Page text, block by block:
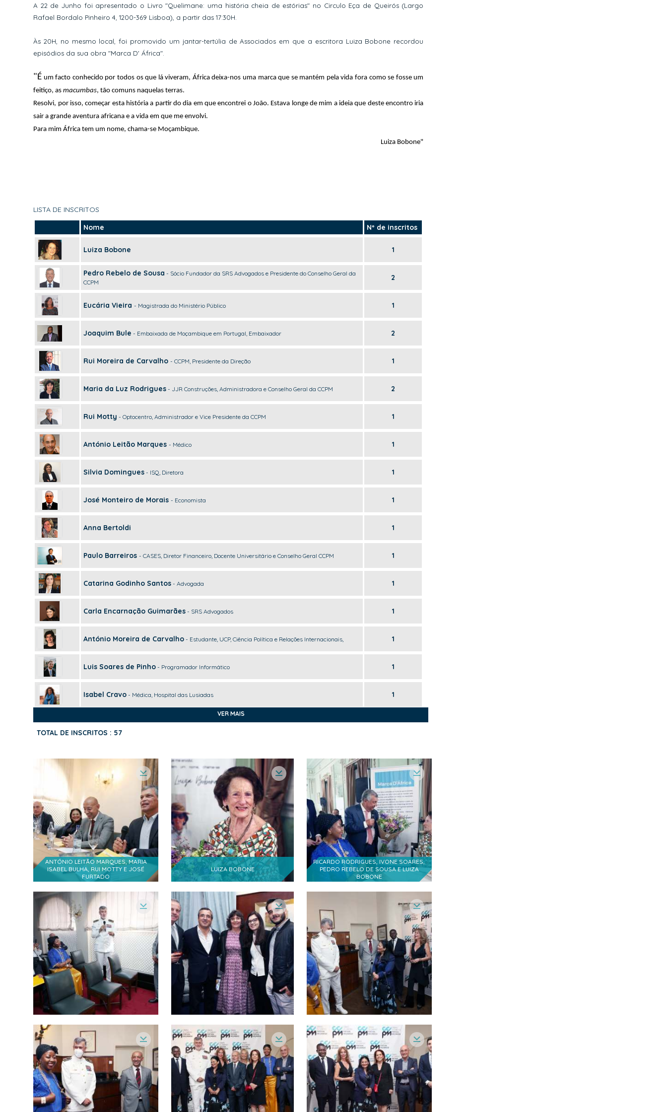
A 22 de Junho foi apresentado o Livro "Quelimane: uma história cheia de estórias" no Circulo Eça de Queirós (Largo
Rafael Bordalo Pinheiro 4, 1200-369 Lisboa), a partir das 17:30H.
Às 20H, no mesmo local, foi promovido um jantar-tertúlia de Associados em que a escritora Luiza Bobone recordou
episódios da sua obra "Marca D' África".
"É um facto conhecido por todos os que lá viveram, África deixa-nos uma marca que se mantém pela vida fora como se fosse um
feitiço, asmacumbas, tão comuns naquelas terras.
Resolvi, por isso, começar esta história a partir do dia em que encontrei o João. Estava longe de mim a ideia que deste encontro iria
sair a grande aventura africana e a vida em que me envolvi.
Para mim África tem um nome, chama-se Moçambique.
Luiza Bobone"
LISTA DE INSCRITOS
Nome
Nº de inscritos
Luiza Bobone 1
Pedro Rebelo de Sousa - Sócio Fundador da SRS Advogados e Presidente do Conselho Geral da
CCPM
2
Eucária Vieira- Magistrada do Ministério Público 1
Joaquim Bule - Embaixada de Moçambique em Portugal, Embaixador 2
Rui Moreira de Carvalho- CCPM, Presidente da Direção 1
Maria da Luz Rodrigues - JJR Construções, Administradora e Conselho Geral da CCPM 2
Rui Motty - Optocentro, Administrador e Vice Presidente da CCPM 1
António Leitão Marques- Médico 1
Silvia Domingues - ISQ, Diretora 1
José Monteiro de Morais- Economista 1
Anna Bertoldi 1
Paulo Barreiros- CASES, Diretor Financeiro, Docente Universitário e Conselho Geral CCPM 1
Catarina Godinho Santos - Advogada 1
Carla Encarnação Guimarães - SRS Advogados 1
António Moreira de Carvalho - Estudante, UCP, Ciência Política e Relações Internacionais, 1
Luis Soares de Pinho - Programador Informático 1
Isabel Cravo - Médica, Hospital das Lusiadas 1
José Luís Moreira Da Silva- SRS Advogados, Partner e Direção CCPM 2
Peter Villax - Presidente da Associação das Empresas Familiares, Administrador da Bionova Capital
António Jorge Costa- PCE, Visabeira Moçambique 1
José Cruz- Fotografo 1
Celso Gusse- Consulado de Moçambique em Lisboa, Adido Consular 1
Florêncio Papelo - Conseheiro Económico e Comercial da Embaixada de Moçambique
Fábio Mousinho Pinto - Psicólogo, Santa Casa da Misericórdia 2
Helena Cabral- Relações Públicas 1
Pedro Delille- Advogado 2
José Maria Rodrigues Freitas- PWC 1
Ana Massamba- Embaixada de Moçambique 1
Marta Coelho- Laboratório Joaquim Chaves, Diretora 1
VER MAIS
TOTAL DE INSCRITOS : 57
ANTÓNIO LEITÃO MARQUES, MARIA
ISABEL BULHA, RUI MOTTY E JOSÉ
FURTADO
LUIZA BOBONE
RICARDO RODRIGUES, IVONE SOARES,
PEDRO REBELO DE SOUSA E LUIZA
BOBONE